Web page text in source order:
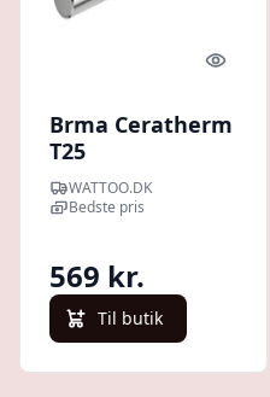
Quick
Brma Ceratherm
T25
brusetermostat,
krom
WATTOO.DK
Bedste pris
569 kr.
Til butik